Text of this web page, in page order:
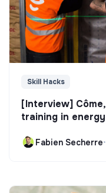
Skill Hacks
[Interview]
training in
Fabien Secherre•